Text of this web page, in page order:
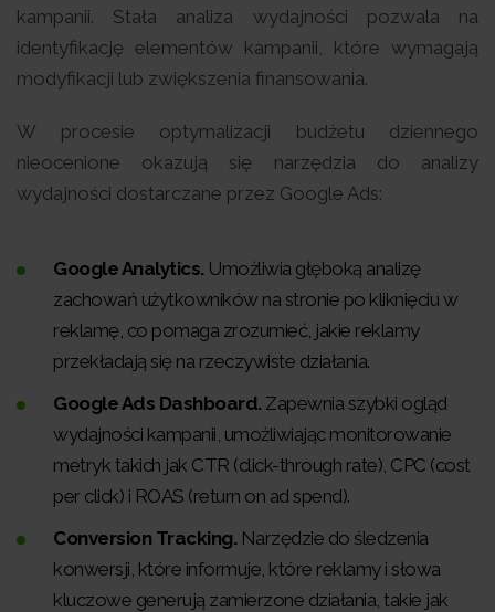
kampanii. Stała analiza wydajności pozwala na
identyfikację elementów kampanii, które wymagają
modyfikacji lub zwiększenia finansowania.
W procesie optymalizacji budżetu dziennego
nieocenione okazują się narzędzia do analizy
wydajności dostarczane przez Google Ads:
Google Analytics. Umożliwia głęboką analizę
zachowań użytkowników na stronie po kliknięciu w
reklamę, co pomaga zrozumieć, jakie reklamy
przekładają się na rzeczywiste działania.
Google Ads Dashboard. Zapewnia szybki ogląd
wydajności kampanii, umożliwiając monitorowanie
metryk takich jak CTR (click-through rate), CPC (cost
per click) i ROAS (return on ad spend).
Conversion Tracking. Narzędzie do śledzenia
konwersji, które informuje, które reklamy i słowa
kluczowe generują zamierzone działania, takie jak